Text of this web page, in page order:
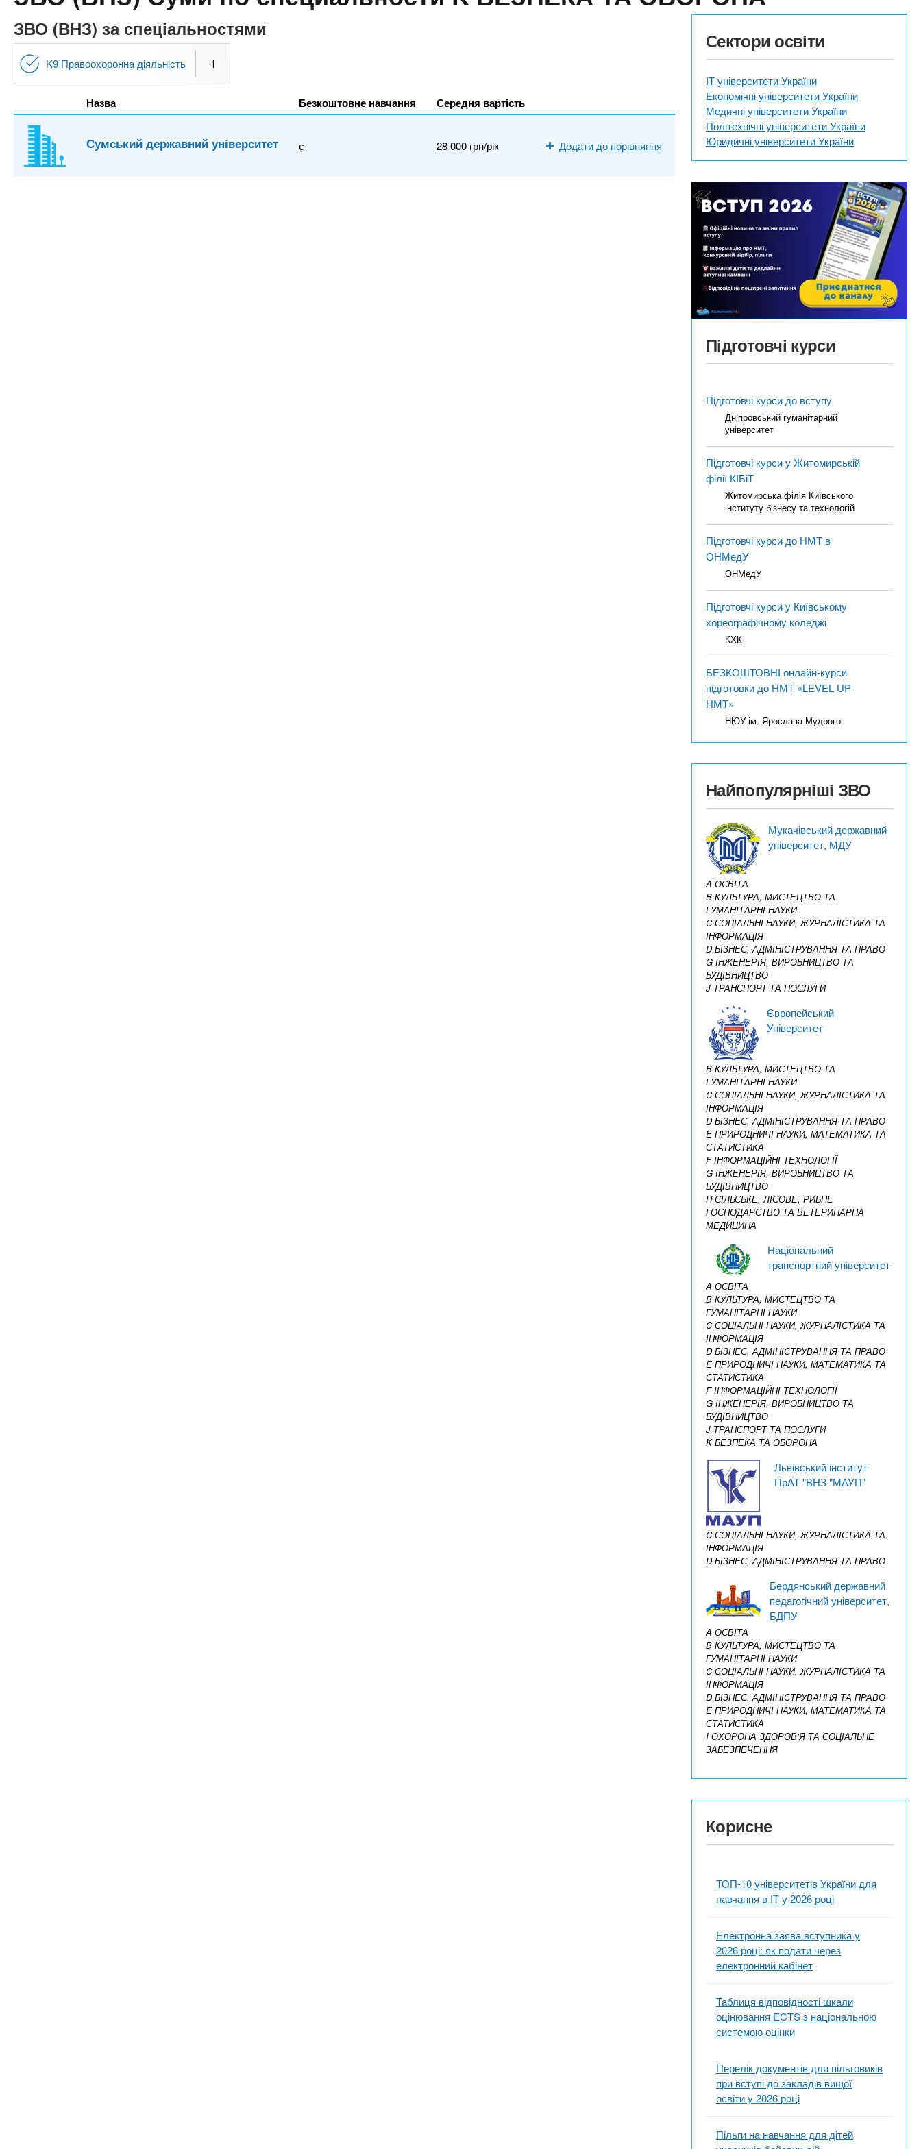
n
t
s
.
и
х
з
а
к
ЗВО (ВНЗ) за спеціальностями
K9 Правоохоронна діяльність 1
Назва Безкоштовне навчання Середня вартість
Сумський державний університет є 28 000 грн/рік Додати до порівняння
Сектори освіти
IT університети України
Економічні університети України
Медичні університети України
Політехнічні університети України
Юридичні університети України
Підготовчі курси
Підготовчі курси до вступу
Дніпровський гуманітарний
університет
Підготовчі курси у Житомирській
філії КІБіТ
Житомирська філія Київського
інституту бізнесу та технологій
Підготовчі курси до НМТ в
ОНМедУ
ОНМедУ
Підготовчі курси у Київському
хореографічному коледжі
КХК
БЕЗКОШТОВНІ онлайн-курси
підготовки до НМТ «LEVEL UP
НМТ»
НЮУ ім. Ярослава Мудрого
Найпопулярніші ЗВО
Мукачівський державний
університет, МДУ
A ОСВІТА
B КУЛЬТУРА, МИСТЕЦТВО ТА
ГУМАНІТАРНІ НАУКИ
C СОЦІАЛЬНІ НАУКИ, ЖУРНАЛІСТИКА ТА
ІНФОРМАЦІЯ
D БІЗНЕС, АДМІНІСТРУВАННЯ ТА ПРАВО
G ІНЖЕНЕРІЯ, ВИРОБНИЦТВО ТА
БУДІВНИЦТВО
J ТРАНСПОРТ ТА ПОСЛУГИ
Європейський
Університет
B КУЛЬТУРА, МИСТЕЦТВО ТА
ГУМАНІТАРНІ НАУКИ
C СОЦІАЛЬНІ НАУКИ, ЖУРНАЛІСТИКА ТА
ІНФОРМАЦІЯ
D БІЗНЕС, АДМІНІСТРУВАННЯ ТА ПРАВО
E ПРИРОДНИЧІ НАУКИ, МАТЕМАТИКА ТА
СТАТИСТИКА
F ІНФОРМАЦІЙНІ ТЕХНОЛОГІЇ
G ІНЖЕНЕРІЯ, ВИРОБНИЦТВО ТА
БУДІВНИЦТВО
H СІЛЬСЬКЕ, ЛІСОВЕ, РИБНЕ
ГОСПОДАРСТВО ТА ВЕТЕРИНАРНА
МЕДИЦИНА
Національний
транспортний університет
A ОСВІТА
B КУЛЬТУРА, МИСТЕЦТВО ТА
ГУМАНІТАРНІ НАУКИ
C СОЦІАЛЬНІ НАУКИ, ЖУРНАЛІСТИКА ТА
ІНФОРМАЦІЯ
D БІЗНЕС, АДМІНІСТРУВАННЯ ТА ПРАВО
E ПРИРОДНИЧІ НАУКИ, МАТЕМАТИКА ТА
СТАТИСТИКА
F ІНФОРМАЦІЙНІ ТЕХНОЛОГІЇ
G ІНЖЕНЕРІЯ, ВИРОБНИЦТВО ТА
БУДІВНИЦТВО
J ТРАНСПОРТ ТА ПОСЛУГИ
K БЕЗПЕКА ТА ОБОРОНА
Львівський інститут
ПрАТ "ВНЗ "МАУП"
C СОЦІАЛЬНІ НАУКИ, ЖУРНАЛІСТИКА ТА
ІНФОРМАЦІЯ
D БІЗНЕС, АДМІНІСТРУВАННЯ ТА ПРАВО
Бердянський державний
педагогічний університет,
БДПУ
A ОСВІТА
B КУЛЬТУРА, МИСТЕЦТВО ТА
ГУМАНІТАРНІ НАУКИ
C СОЦІАЛЬНІ НАУКИ, ЖУРНАЛІСТИКА ТА
ІНФОРМАЦІЯ
D БІЗНЕС, АДМІНІСТРУВАННЯ ТА ПРАВО
E ПРИРОДНИЧІ НАУКИ, МАТЕМАТИКА ТА
СТАТИСТИКА
I ОХОРОНА ЗДОРОВ’Я ТА СОЦІАЛЬНЕ
ЗАБЕЗПЕЧЕННЯ
Корисне
ТОП-10 університетів України для
навчання в ІТ у 2026 році
Електронна заява вступника у
2026 році: як подати через
електронний кабінет
Таблиця відповідності шкали
оцінювання ECTS з національною
системою оцінки
Перелік документів для пільговиків
при вступі до закладів вищої
освіти у 2026 році
Пільги на навчання для дітей